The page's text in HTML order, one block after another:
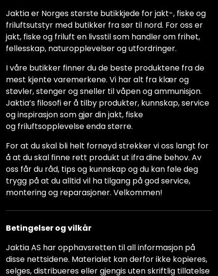
Jaktia er Norges største butikkjede for jakt-, fiske og
friluftsutstyr med butikker fra sør til nord. For oss er
jakt, fiske og friluft en livsstil som handler om frihet,
fellesskap, naturopplevelser og utfordringer.
I våre butikker finner du de beste produktene fra de
mest kjente varemerkene. Vi har alt fra klær og
støvler, stenger og sneller til våpen og ammunisjon.
Jaktia’s filosofi er å tilby produkter, kunnskap, service
og inspirasjon som gjør din jakt, fiske
og friluftsopplevelse enda større.
For at du skal bli helt fornøyd strekker vi oss langt for
å at du skal finne rett produkt ut ifra dine behov. Av
oss får du råd, tips og kunnskap og du kan føle deg
trygg på at du alltid vil ha tilgang på god service,
montering og reparasjoner. Velkommen!
Betingelser og vilkår
Jaktia AS har opphavsretten til all informasjon på
disse nettsidene. Materialet kan derfor ikke kopieres,
selges, distribueres eller gjengis uten skriftlig tillatelse